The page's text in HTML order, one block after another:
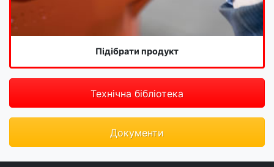
Підібрати продукт
Технічна бібліотека
Документи